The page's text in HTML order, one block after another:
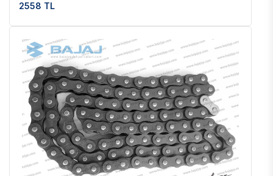
2558 TL
İncele Favoriler